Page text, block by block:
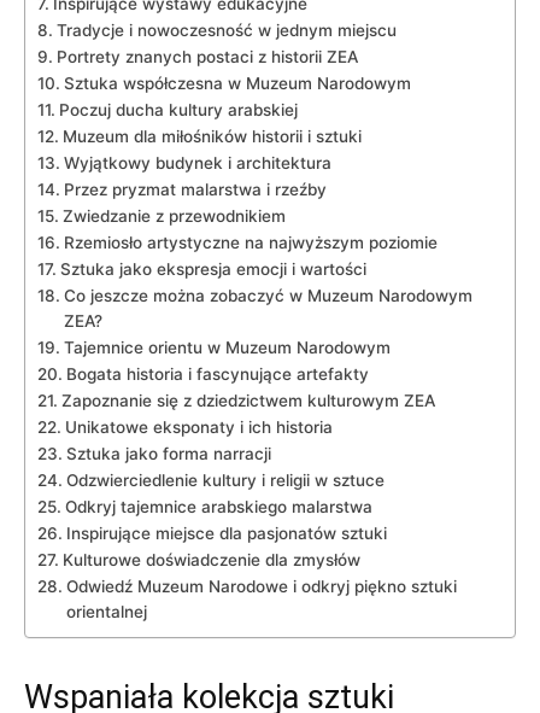
Tradycje i nowoczesność w​ jednym miejscu
Portrety znanych ‌postaci z historii ZEA
Sztuka współczesna‍ w⁤ Muzeum Narodowym
Poczuj ⁤ducha⁣ kultury arabskiej
Muzeum dla​ miłośników⁣ historii i sztuki
Wyjątkowy budynek ⁢i architektura
Przez​ pryzmat malarstwa ‌i rzeźby
Zwiedzanie z ‌przewodnikiem
Rzemiosło artystyczne ​na najwyższym ‌poziomie
Sztuka jako ‍ekspresja emocji i wartości
Co⁤ jeszcze‍ można ⁤zobaczyć w ⁣Muzeum Narodowym
ZEA?
Tajemnice orientu⁢ w ⁢Muzeum‌ Narodowym
Bogata​ historia i fascynujące artefakty
Zapoznanie się z dziedzictwem kulturowym ZEA
Unikatowe​ eksponaty i ich historia
Sztuka jako forma​ narracji
Odzwierciedlenie kultury ⁤i religii w sztuce
Odkryj tajemnice arabskiego malarstwa
Inspirujące miejsce dla pasjonatów sztuki
Kulturowe doświadczenie dla zmysłów
Odwiedź Muzeum Narodowe i odkryj‌ piękno sztuki
orientalnej
Wspaniała kolekcja sztuki